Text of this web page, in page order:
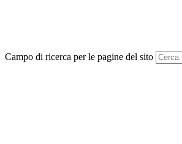
Campo di ricerca per le pagine del sito